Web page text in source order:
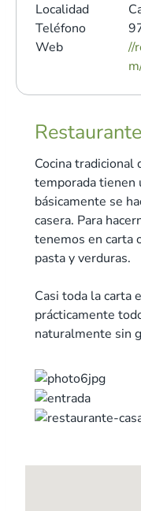
Localidad
Teléfono
Web
//
Cocina tradicional
temporada tienen
básicamente se
casera. Para
tenemos en carta
pasta y verduras.
Casi toda la carta
prácticamente
naturalmente sin